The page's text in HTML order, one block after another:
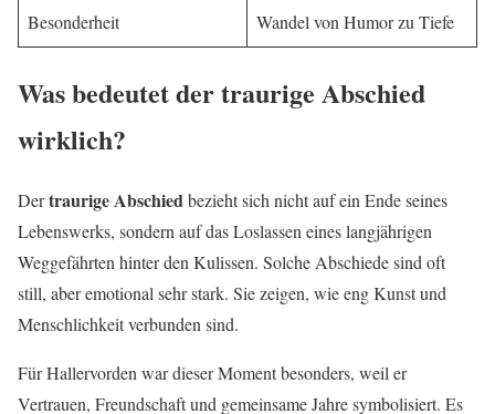
Besonderheit Wandel von Humor zu Tiefe
Was bedeutet der traurige Abschied
wirklich?
Dertraurige Abschied bezieht sich nicht auf ein Ende seines
Lebenswerks, sondern auf das Loslassen eines langjährigen
Weggefährten hinter den Kulissen. Solche Abschiede sind oft
still, aber emotional sehr stark. Sie zeigen, wie eng Kunst und
Menschlichkeit verbunden sind.
Für Hallervorden war dieser Moment besonders, weil er
Vertrauen, Freundschaft und gemeinsame Jahre symbolisiert. Es